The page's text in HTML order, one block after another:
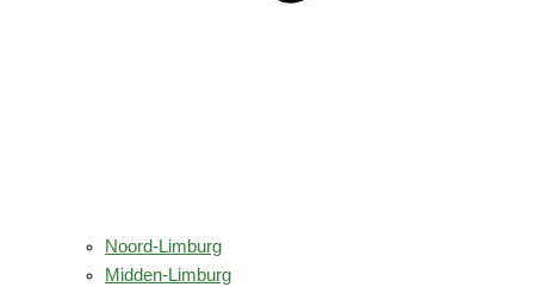
Noord-Limburg
Midden-Limburg